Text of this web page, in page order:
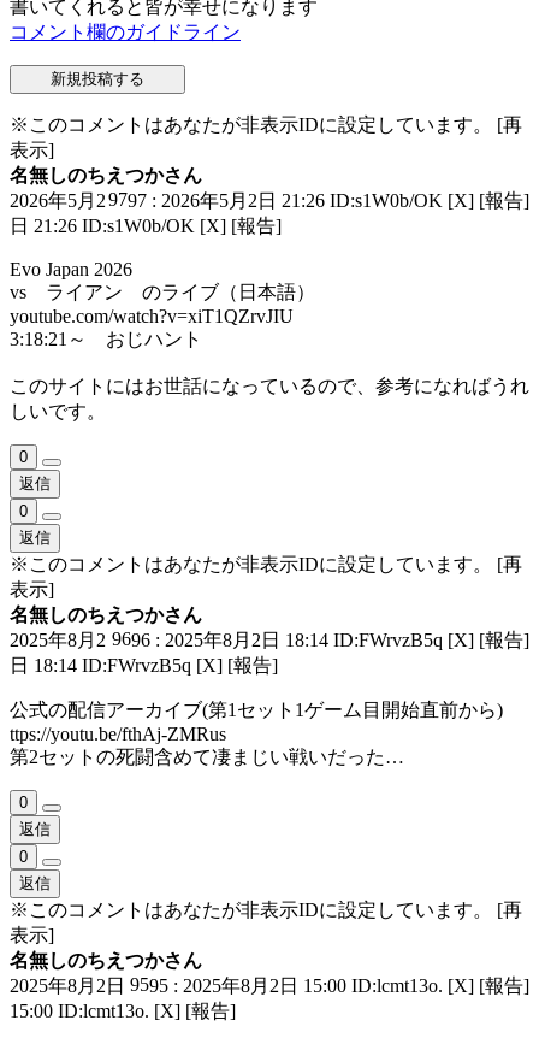
書いてくれると皆が幸せになります
コメント欄のガイドライン
※このコメントはあなたが非表示IDに設定しています。 [再
表示]
名無しのちえつかさん
97 : 2026年5月2日 21:26 ID:s1W0b/OK [X] [報告]
97
2026年5月2
日 21:26 ID:s1W0b/OK [X] [報告]
Evo Japan 2026
vs ライアン のライブ（日本語）
youtube.com/watch?v=xiT1QZrvJIU
3:18:21～ おじハント
このサイトにはお世話になっているので、参考になればうれ
しいです。
0
返信
0
返信
※このコメントはあなたが非表示IDに設定しています。 [再
表示]
名無しのちえつかさん
96 : 2025年8月2日 18:14 ID:FWrvzB5q [X] [報告]
96
2025年8月2
日 18:14 ID:FWrvzB5q [X] [報告]
公式の配信アーカイブ(第1セット1ゲーム目開始直前から)
ttps://youtu.be/fthAj-ZMRus
第2セットの死闘含めて凄まじい戦いだった…
0
返信
0
返信
※このコメントはあなたが非表示IDに設定しています。 [再
表示]
名無しのちえつかさん
95 : 2025年8月2日 15:00 ID:lcmt13o. [X] [報告]
95
2025年8月2日
15:00 ID:lcmt13o. [X] [報告]